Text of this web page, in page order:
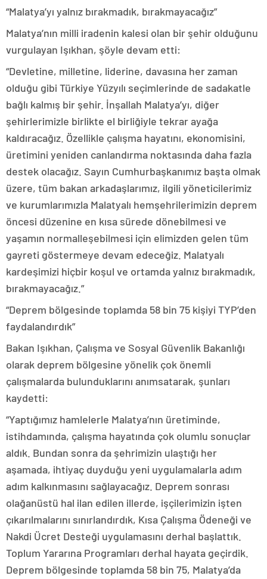
“Malatya’yı yalnız bırakmadık, bırakmayacağız”
Malatya’nın milli iradenin kalesi olan bir şehir olduğunu
vurgulayan Işıkhan, şöyle devam etti:
“Devletine, milletine, liderine, davasına her zaman
olduğu gibi Türkiye Yüzyılı seçimlerinde de sadakatle
bağlı kalmış bir şehir. İnşallah Malatya’yı, diğer
şehirlerimizle birlikte el birliğiyle tekrar ayağa
kaldıracağız. Özellikle çalışma hayatını, ekonomisini,
üretimini yeniden canlandırma noktasında daha fazla
destek olacağız. Sayın Cumhurbaşkanımız başta olmak
üzere, tüm bakan arkadaşlarımız, ilgili yöneticilerimiz
ve kurumlarımızla Malatyalı hemşehrilerimizin deprem
öncesi düzenine en kısa sürede dönebilmesi ve
yaşamın normalleşebilmesi için elimizden gelen tüm
gayreti göstermeye devam edeceğiz. Malatyalı
kardeşimizi hiçbir koşul ve ortamda yalnız bırakmadık,
bırakmayacağız.”
“Deprem bölgesinde toplamda 58 bin 75 kişiyi TYP’den
faydalandırdık”
Bakan Işıkhan, Çalışma ve Sosyal Güvenlik Bakanlığı
olarak deprem bölgesine yönelik çok önemli
çalışmalarda bulunduklarını anımsatarak, şunları
kaydetti:
“Yaptığımız hamlelerle Malatya’nın üretiminde,
istihdamında, çalışma hayatında çok olumlu sonuçlar
aldık. Bundan sonra da şehrimizin ulaştığı her
aşamada, ihtiyaç duyduğu yeni uygulamalarla adım
adım kalkınmasını sağlayacağız. Deprem sonrası
olağanüstü hal ilan edilen illerde, işçilerimizin işten
çıkarılmalarını sınırlandırdık, Kısa Çalışma Ödeneği ve
Nakdi Ücret Desteği uygulamasını derhal başlattık.
Toplum Yararına Programları derhal hayata geçirdik.
Deprem bölgesinde toplamda 58 bin 75, Malatya’da